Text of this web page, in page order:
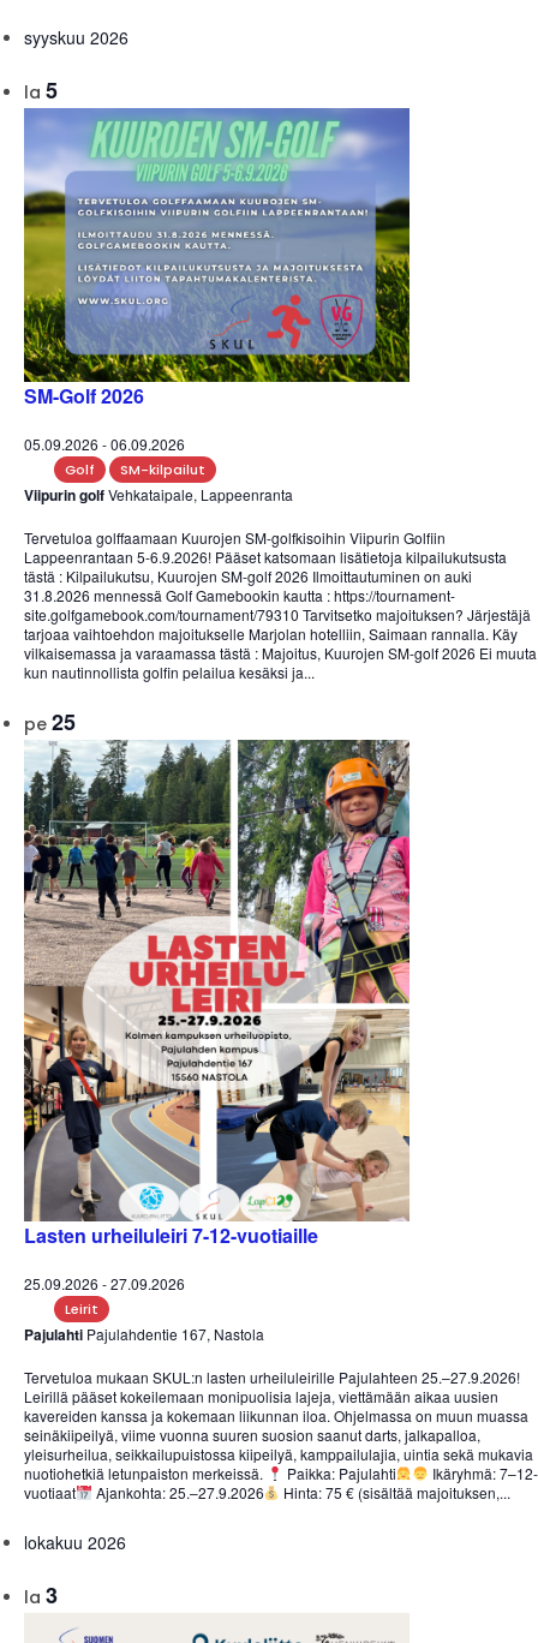
syyskuu 2026
la 5
SM-Golf 2026
05.09.2026 -06.09.2026
Golf SM-kilpailut
Viipurin golfVehkataipale, Lappeenranta
Tervetuloa golffaamaan Kuurojen SM-golfkisoihin Viipurin Golfiin
Lappeenrantaan 5-6.9.2026! Pääset katsomaan lisätietoja kilpailukutsusta
tästä : Kilpailukutsu, Kuurojen SM-golf 2026 Ilmoittautuminen on auki
31.8.2026 mennessä Golf Gamebookin kautta : https://tournament-
site.golfgamebook.com/tournament/79310 Tarvitsetko majoituksen? Järjestäjä
tarjoaa vaihtoehdon majoitukselle Marjolan hotelliin, Saimaan rannalla. Käy
vilkaisemassa ja varaamassa tästä : Majoitus, Kuurojen SM-golf 2026 Ei muuta
kun nautinnollista golfin pelailua kesäksi ja...
pe 25
Lasten urheiluleiri 7-12-vuotiaille
25.09.2026 -27.09.2026
Leirit
Pajulahti Pajulahdentie 167, Nastola
Tervetuloa mukaan SKUL:n lasten urheiluleirille Pajulahteen 25.–27.9.2026!
Leirillä pääset kokeilemaan monipuolisia lajeja, viettämään aikaa uusien
kavereiden kanssa ja kokemaan liikunnan iloa. Ohjelmassa on muun muassa
seinäkiipeilyä, viime vuonna suuren suosion saanut darts, jalkapalloa,
yleisurheilua, seikkailupuistossa kiipeilyä, kamppailulajia, uintia sekä mukavia
nuotiohetkiä letunpaiston merkeissä.
Paikka: Pajulahti
Ikäryhmä: 7–12-
vuotiaat
Ajankohta: 25.–27.9.2026 Hinta: 75 € (sisältää majoituksen,...
lokakuu 2026
la 3